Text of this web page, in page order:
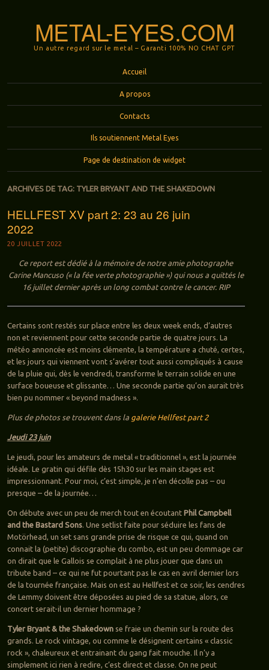
METAL-EYES.COM
Un autre regard sur le metal – Garanti 100% NO CHAT GPT
Accueil
A propos
Contacts
Ils soutiennent Metal Eyes
Page de destination de widget
ARCHIVES DE TAG: TYLER BRYANT AND THE SHAKEDOWN
HELLFEST XV part 2: 23 au 26 juin
2022
20 JUILLET 2022
Ce report est dédié à la mémoire de notre amie photographe
Carine Mancuso (« la fée verte photographie ») qui nous a quittés le
16 juillet dernier après un long combat contre le cancer. RIP
Certains sont restés sur place entre les deux week ends, d’autres
non et reviennent pour cette seconde partie de quatre jours. La
météo annoncée est moins clémente, la température a chuté, certes,
et les jours qui viennent vont s’avérer tout aussi compliqués à cause
de la pluie qui, dès le vendredi, transforme le terrain solide en une
surface boueuse et glissante… Une seconde partie qu’on aurait très
bien pu nommer « beyond madness ».
Plus de photos se trouvent dans la galerie Hellfest part 2
Jeudi 23 juin
Le jeudi, pour les amateurs de metal « traditionnel », est la journée
idéale. Le gratin qui défile dès 15h30 sur les main stages est
impressionnant. Pour moi, c’est simple, je n’en décolle pas – ou
presque – de la journée…
On débute avec un peu de merch tout en écoutant Phil Campbell
and the Bastard Sons. Une setlist faite pour séduire les fans de
Motörhead, un set sans grande prise de risque ce qui, quand on
connait la (petite) discographie du combo, est un peu dommage car
on dirait que le Gallois se complait à ne plus jouer que dans un
tribute band – ce qui ne fut pourtant pas le cas en avril dernier lors
de la tournée française. Mais on est au Hellfest et ce soir, les cendres
de Lemmy doivent être déposées au pied de sa statue, alors, ce
concert serait-il un dernier hommage ?
Tyler Bryant & the Shakedown se fraie un chemin sur la route des
grands. Le rock vintage, ou comme le désignent certains « classic
rock », chaleureux et entrainant du gang fait mouche. Il n’y a
simplement ici rien à redire, c’est direct et classe. On ne peut